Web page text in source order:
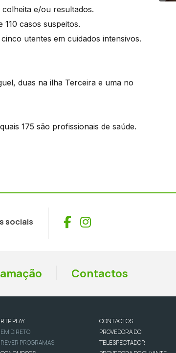
e/ou resultados.
110 casos suspeitos.
utentes em cuidados intensivos.
duas na ilha Terceira e uma no
175 são profissionais de saúde.
sociais Facebook
Instagram
Contactos
RTP PLAY
EM DIRETO
REVER PROGRAMAS
CONTACTOS
PROVEDORA DO
TELESPECTADOR